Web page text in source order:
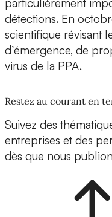
particulièrement
détections. En
scientifique révisant
d’émergence, de
virus de la PPA.
Restez au courant en
Suivez des
entreprises et des
dès que nous